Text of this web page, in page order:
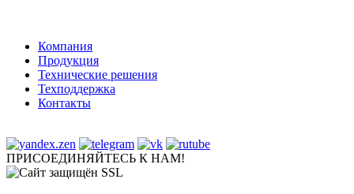
Компания
Продукция
Технические решения
Техподдержка
Контакты
ПРИСОЕДИНЯЙТЕСЬ К НАМ!